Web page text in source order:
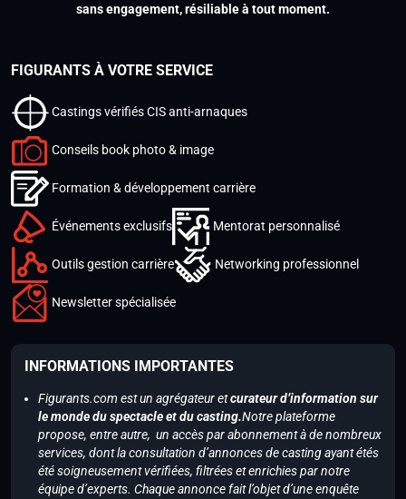
sans engagement, résiliable à tout moment.
FIGURANTS À VOTRE SERVICE
Castings vérifiés CIS anti-arnaques
Conseils book photo & image
Formation & développement carrière
Événements exclusifs Mentorat personnalisé
Outils gestion carrière Networking professionnel
Newsletter spécialisée
INFORMATIONS IMPORTANTES
Figurants.com est un agrégateur etcurateur d’information sur
le monde du spectacle et du casting.Notre plateforme
propose, entre autre, un accès par abonnement à de nombreux
services, dont la consultation d’annonces de casting ayant étés
été soigneusement vérifiées, filtrées et enrichies par notre
équipe d’experts. Chaque annonce fait l’objet d’une enquête